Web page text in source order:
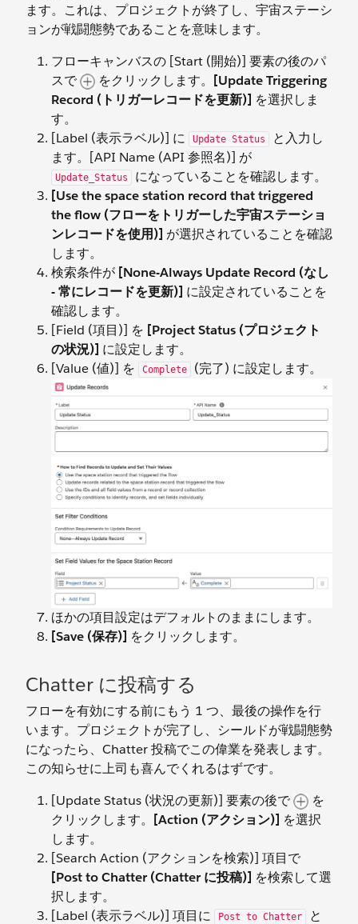
ます。これは、プロジェクトが終了し、宇宙ステーシ
ョンが戦闘態勢であることを意味します。
フローキャンバスの [Start (開始)] 要素の後のパ
スで
をクリックします。
[Update Triggering
Record (トリガーレコードを更新)] を選択しま
す。
[Label (表示ラベル)] に
Update Status
と入力し
ます。[API Name (API 参照名)] が
Update_Status
になっていることを確認します。
[Use the space station record that triggered
the flow (フローをトリガーした宇宙ステーショ
ンレコードを使用)] が選択されていることを確認
します。
検索条件が [None-Always Update Record (なし
- 常にレコードを更新)] に設定されていることを
確認します。
[Field (項目)] を [Project Status (プロジェクト
の状況)] に設定します。
[Value (値)] を
Complete (完了) に設定します。
ほかの項目設定はデフォルトのままにします。
[Save (保存)] をクリックします。
Chatter に投稿する
フローを有効にする前にもう 1 つ、最後の操作を行
います。プロジェクトが完了し、シールドが戦闘態勢
になったら、Chatter 投稿でこの偉業を発表します。
この知らせに上司も喜んでくれるはずです。
[Update Status (状況の更新)] 要素の後で
を
クリックします。
[Action (アクション)] を選択
します。
[Search Action (アクションを検索)] 項目で
[Post to Chatter (Chatter に投稿)] を検索して選
択します。
[Label (表示ラベル)] 項目に
Post to Chatter と